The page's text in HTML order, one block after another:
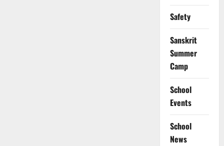
Safety
Sanskrit
Summer
Camp
School
Events
School
News